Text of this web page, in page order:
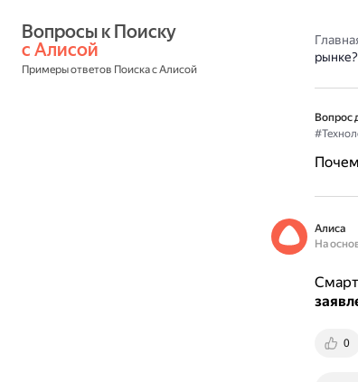
с Алисой
Примеры ответов Поиска с Алисой
рынке?
Вопрос
Алиса
На
0